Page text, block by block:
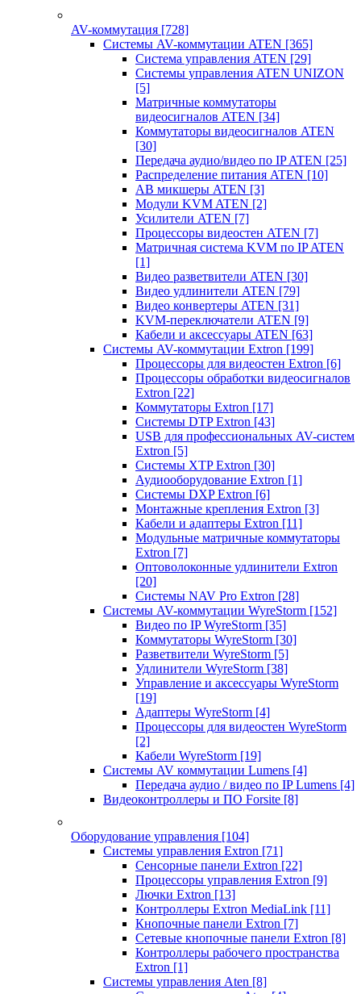
AV-коммутация [728]
Системы AV-коммутации ATEN [365]
Система управления ATEN [29]
Системы управления ATEN UNIZON
[5]
Матричные коммутаторы
видеосигналов ATEN [34]
Коммутаторы видеосигналов ATEN
[30]
Передача аудио/видео по IP ATEN [25]
Распределение питания ATEN [10]
АВ микшеры ATEN [3]
Модули KVM ATEN [2]
Усилители ATEN [7]
Процессоры видеостен ATEN [7]
Матричная система KVM по IP ATEN
[1]
Видео разветвители ATEN [30]
Видео удлинители ATEN [79]
Видео конвертеры ATEN [31]
KVM-переключатели ATEN [9]
Кабели и аксессуары ATEN [63]
Системы AV-коммутации Extron [199]
Процессоры для видеостен Extron [6]
Процессоры обработки видеосигналов
Extron [22]
Коммутаторы Extron [17]
Системы DTP Extron [43]
USB для профессиональных AV-систем
Extron [5]
Системы XTP Extron [30]
Аудиооборудование Extron [1]
Системы DXP Extron [6]
Монтажные крепления Extron [3]
Кабели и адаптеры Extron [11]
Модульные матричные коммутаторы
Extron [7]
Оптоволоконные удлинители Extron
[20]
Системы NAV Pro Extron [28]
Системы AV-коммутации WyreStorm [152]
Видео по IP WyreStorm [35]
Коммутаторы WyreStorm [30]
Разветвители WyreStorm [5]
Удлинители WyreStorm [38]
Управление и аксессуары WyreStorm
[19]
Адаптеры WyreStorm [4]
Процессоры для видеостен WyreStorm
[2]
Кабели WyreStorm [19]
Системы AV коммутации Lumens [4]
Передача аудио / видео по IP Lumens [4]
Видеоконтроллеры и ПО Forsite [8]
Оборудование управления [104]
Системы управления Extron [71]
Сенсорные панели Extron [22]
Процессоры управления Extron [9]
Лючки Extron [13]
Контроллеры Extron MediaLink [11]
Кнопочные панели Extron [7]
Сетевые кнопочные панели Extron [8]
Контроллеры рабочего пространства
Extron [1]
Системы управления Aten [8]